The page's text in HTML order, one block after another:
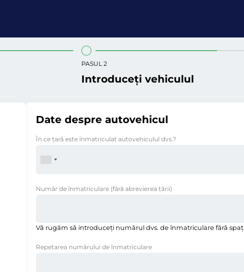
PASUL 2
Introduceți vehiculul
Date despre autovehicul
În ce ţară este înmatriculat autovehiculul dvs.?
Număr de înmatriculare (fără abrevierea ţării)
Vă rugăm să introduceţi numărul dvs. de înmatriculare fără
Repetarea numărului de înmatriculare